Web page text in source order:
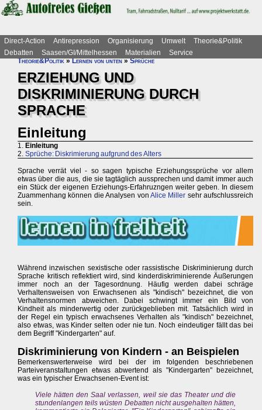
Direct-Action Antirepression Organisierung Umwelt
Theorie&Politik
Debatten
Saasen/GI/Mittelhessen Materialien
Service
Theorie&Politik»Lernen von unten»Sprüche
ERZIEHUNG UND
DISKRIMINIERUNG DURCH
SPRACHE
Einleitung
1. Einleitung
2. Sprüche: Diskrimierung aufgrund des Alters
Sprache verrät viel - so sagen typische Erziehungssprüche vor allem
etwas über die aus, die sie tagtäglich aussprechen und damit immer auch
ein Stück der eigenen Erziehungs-Erfahruzngen weiter geben. In diesem
Zuammenhang können die Analysen von Alice Miller sehr aufschlussreich
sein.
Während inzwischen sexistische oder rassistische Diskriminierung durch
Sprache kritisch reflektiert wird, sind kinderdiskriminierende Äußerungen
immer noch an der Tagesordnung. Häufig werden dabei schräge
Verhaltensweisen von Erwachsenen als "kindisch" bezeichnet, die von
Verhaltensnormen abweichen. Dabei schwingt immer ein Bild von
Kindheit als minderwertig oder zurückgeblieben mit. Tatsächlich wird in
der Regel ein typisch erwachsenes Verhalten als "kindisch" bezeichnet,
also etwas, was Kinder selten oder nie tun. Noch eindeutiger fällt das bei
dem Begriff "Kindergarten" auf.
Diskriminierung von Kindern - an Beispielen
Bemerkenswerterweise wird bei der im folgenden beschriebenen
Parteiveranstaltungen etwas abwertend als "Kindergarten" bezeichnet,
was ein typischer Erwachsenen-Event ist:
Viele hätten den Saal verlassen, weil sie das Theater und die
stundenlangen teils wüsten Debatten nicht ausgehalten hätten,